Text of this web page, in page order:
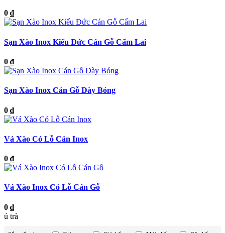
0 ₫
Sạn Xào Inox Kiểu Đức Cán Gỗ Cẩm Lai
0 ₫
Sạn Xào Inox Cán Gỗ Dày Bóng
0 ₫
Vá Xào Có Lỗ Cán Inox
0 ₫
Vá Xào Inox Có Lỗ Cán Gỗ
0 ₫
ủ trà